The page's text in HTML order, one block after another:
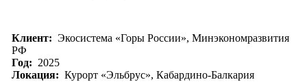
Клиент: Экосистема «Горы России», Минэкономразвития
РФ
Год: 2025
Локация: Курорт «Эльбрус», Кабардино-Балкария